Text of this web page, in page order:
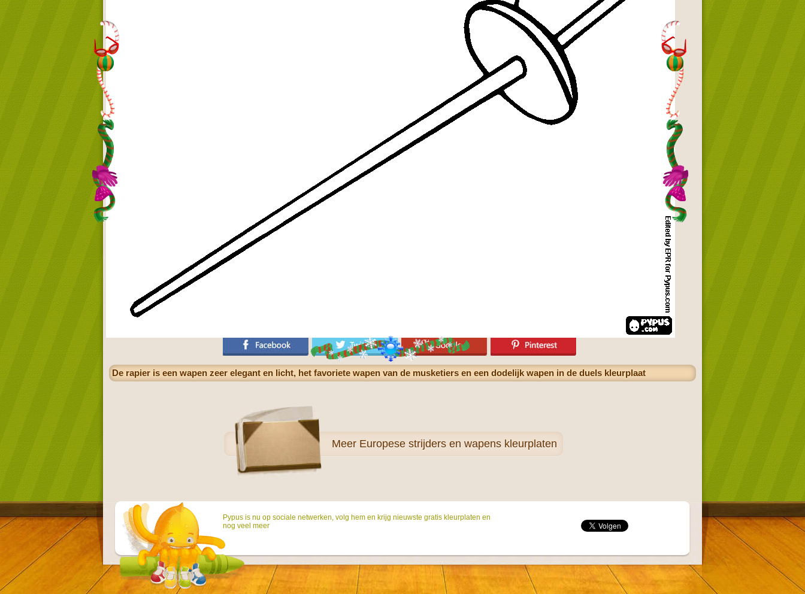
De rapier is een wapen zeer elegant en licht, het favoriete wapen van de musketiers en een dodelijk wapen in de duels kleurplaat
Meer Europese strijders en wapens kleurplaten
Pypus is nu op sociale netwerken, volg hem en krijg nieuwste gratis kleurplaten en
nog veel meer